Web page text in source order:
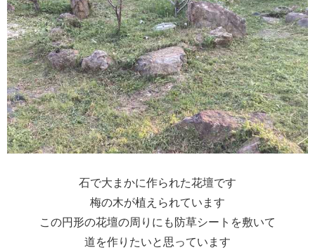
石で大まかに作られた花壇です
梅の木が植えられています
この円形の花壇の周りにも防草シートを敷いて
道を作りたいと思っています